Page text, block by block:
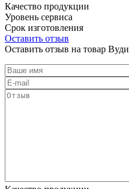
Качество продукции
Уровень сервиса
Срок изготовления
Оставить отзыв
Оставить отзыв на товар Вуди